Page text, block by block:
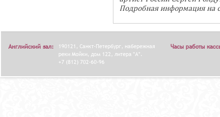
Подробная информация на
Английский зал:
190121, Санкт-Петербург, набережная
реки Мойки, дом 122, литера "А".
+7 (812) 702-60-96
Часы работы